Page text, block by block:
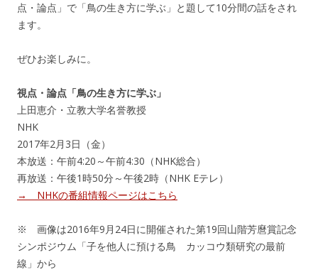
点・論点」で「鳥の生き方に学ぶ」と題して10分間の話をされ
ます。
ぜひお楽しみに。
視点・論点「鳥の生き方に学ぶ」
上田恵介・立教大学名誉教授
NHK
2017年2月3日（金）
本放送：午前4:20～午前4:30（NHK総合）
再放送：午後1時50分～午後2時（NHK Eテレ）
→ NHKの番組情報ページはこちら
※ 画像は2016年9月24日に開催された第19回山階芳麿賞記念
シンポジウム「子を他人に預ける鳥 カッコウ類研究の最前
線」から